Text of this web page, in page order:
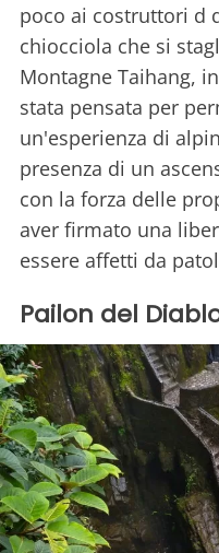
poco ai costruttori d
chiocciola che si
Montagne Taihang,
stata pensata per
un'esperienza di
presenza di un
con la forza delle
aver firmato una
essere affetti da
Pailon del